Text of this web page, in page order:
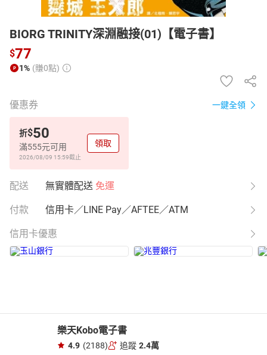
BIORG TRINITY深淵融接(01)【電子書】
$77
1% (賺0點)
優惠券 一鍵全領
折$50
滿555元可用
2026/08/09 15:59截止
領取
配送 無實體配送 免運
付款 信用卡／LINE Pay／AFTEE／ATM
信用卡優惠
樂天Kobo電子書
4.9 (2188) 追蹤 2.4萬